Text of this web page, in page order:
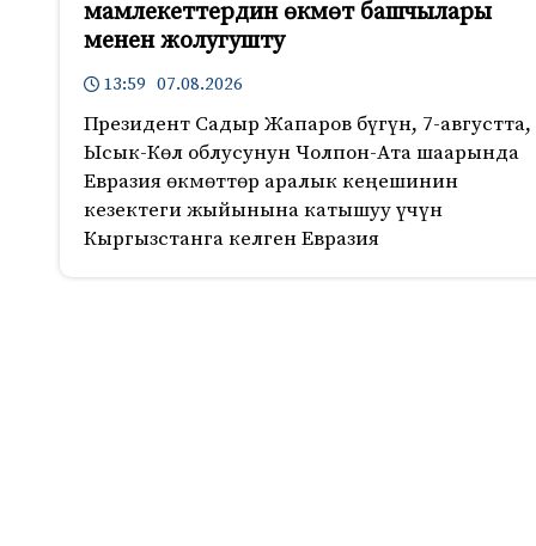
мамлекеттердин өкмөт башчылары
менен жолугушту
13:59 07.08.2026
Президент Садыр Жапаров бүгүн, 7-августта,
Ысык-Көл облусунун Чолпон-Ата шаарында
Евразия өкмөттөр аралык кеңешинин
кезектеги жыйынына катышуу үчүн
Кыргызстанга келген Евразия